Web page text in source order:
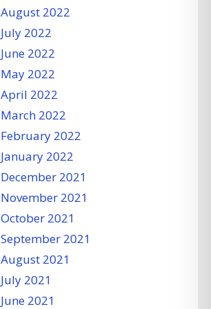
August 2022
July 2022
June 2022
May 2022
April 2022
March 2022
February 2022
January 2022
December 2021
November 2021
October 2021
September 2021
August 2021
July 2021
June 2021